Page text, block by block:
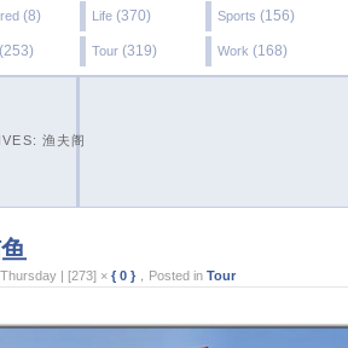
(8) Life (370) Sports (156)
(253) Tour (319) Work (168)
渔夫阁
| [273] ×{ 0 } ，Posted inTour